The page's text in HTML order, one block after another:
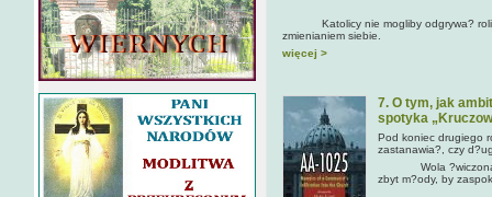
Katolicy nie mogliby odgrywa? roli
zmienianiem siebie.
więcej >
7. O tym, jak
spotyka
Pod koniec drugiego
zastanawia?, czy
Wola ?wiczona w
zbyt m?ody, by